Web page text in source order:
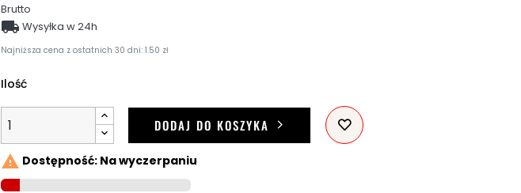
Brutto
Najniższa cena z ostatnich 30 dni: 1.50 zł
 Wysyłka w 24h
Ilość
DODAJ DO KOSZYKA
 Dostępność: Na wyczerpaniu